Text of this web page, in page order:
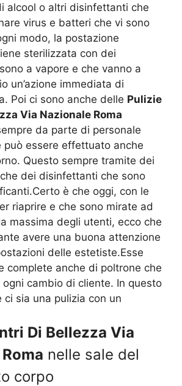
alcool o altri disinfettanti che
virus e batteri che vi sono
modo, la postazione
sterilizzata con dei
a vapore e che vanno a
un’azione immediata di
Poi ci sono anche delle Pulizie
Via Nazionale Roma
da parte di personale
può essere effettuato anche
Questo sempre tramite dei
dei disinfettanti che sono
è che oggi, con le
riaprire e che sono mirate ad
massima degli utenti, ecco che
avere una buona attenzione
delle estetiste.Esse
complete anche di poltrone che
cambio di cliente. In questo
ci sia una pulizia con un
Di Bellezza Via
nelle sale del
corpo